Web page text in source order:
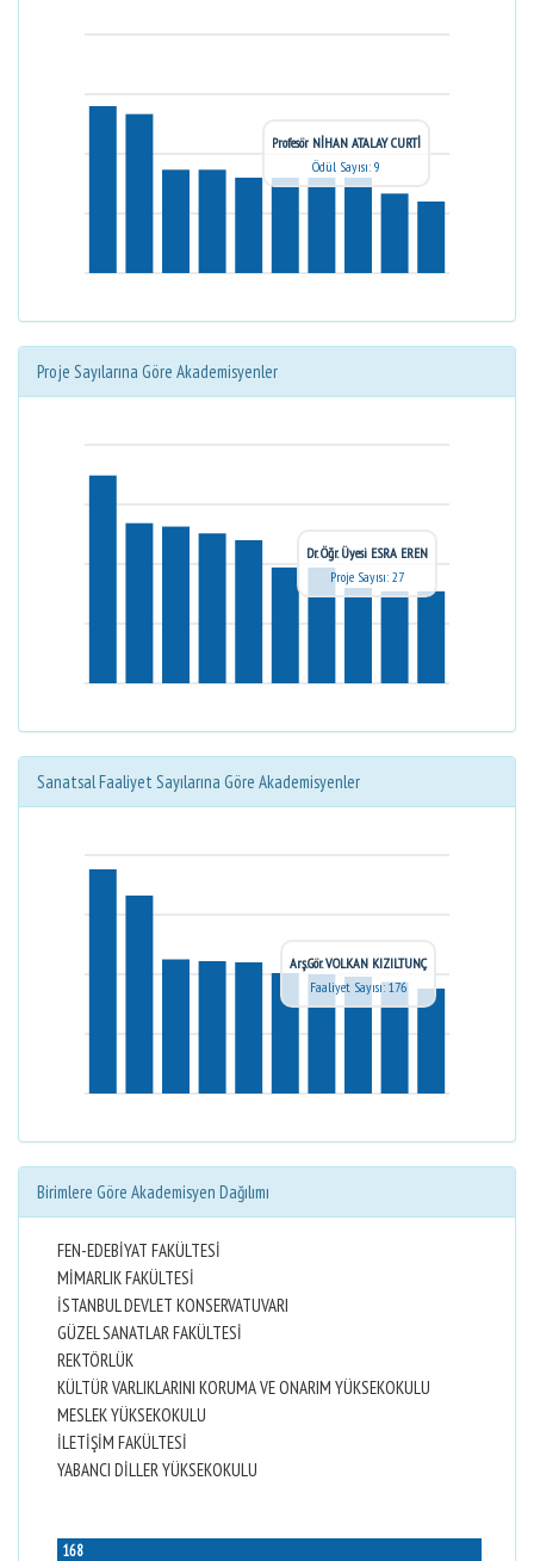
Profesör NİHAN ATALAY CURTİ
Ödül Sayısı: 9
Proje Sayılarına Göre Akademisyenler
Dr. Öğr. Üyesi ESRA EREN
Proje Sayısı: 27
Sanatsal Faaliyet Sayılarına Göre Akademisyenler
Arş.Gör. VOLKAN KIZILTUNÇ
Faaliyet Sayısı: 176
Birimlere Göre Akademisyen Dağılımı
FEN-EDEBİYAT FAKÜLTESİ
MİMARLIK FAKÜLTESİ
İSTANBUL DEVLET KONSERVATUVARI
GÜZEL SANATLAR FAKÜLTESİ
REKTÖRLÜK
KÜLTÜR VARLIKLARINI KORUMA VE ONARIM YÜKSEKOKULU
MESLEK YÜKSEKOKULU
İLETİŞİM FAKÜLTESİ
YABANCI DİLLER YÜKSEKOKULU
168